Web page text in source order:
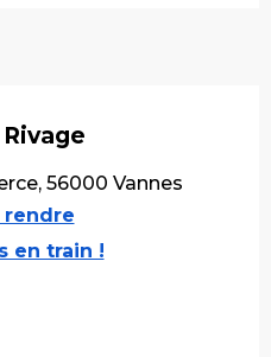
56000 Vannes
rendre
en train !